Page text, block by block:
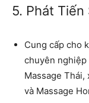
5. Phát Tiến
Cung cấp cho
chuyên
Massage Thái,
và Massage